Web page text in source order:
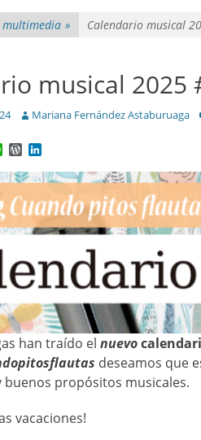
multimedia » Calendario musical
musical
Author
Mariana Fernández Astaburuaga
WhatsApp
WordPress
han traído el nuevo
deseamos que
buenos propósitos musicales.
vacaciones!